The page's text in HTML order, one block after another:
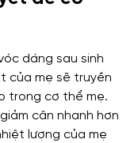
dáng sau sinh
của mẹ sẽ truyền
trong cơ thể mẹ.
cân nhanh hơn
lượng của mẹ